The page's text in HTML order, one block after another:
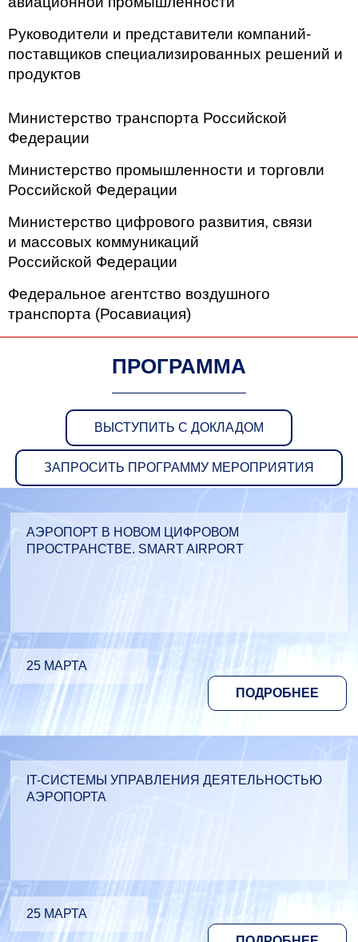
Руководители и представители компаний-
поставщиков специализированных решений и
продуктов
Министерство транспорта Российской
Федерации
Министерство промышленности и торговли
Российской Федерации
Министерство цифрового развития, связи
и массовых коммуникаций
Российской Федерации
Федеральное агентство воздушного
транспорта (Росавиация)
ПРОГРАММА
ВЫСТУПИТЬ С ДОКЛАДОМ
ЗАПРОСИТЬ ПРОГРАММУ МЕРОПРИЯТИЯ
АЭРОПОРТ В НОВОМ ЦИФРОВОМ
ПРОСТРАНСТВЕ. SMART AIRPORT
25 МАРТА
ПОДРОБНЕЕ
IT-СИСТЕМЫ УПРАВЛЕНИЯ ДЕЯТЕЛЬНОСТЬЮ
АЭРОПОРТА
25 МАРТА